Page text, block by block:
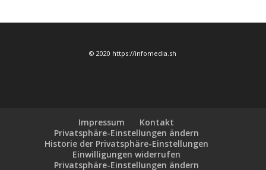
© 2020 https://infomedia.sh
Impressum
Kontakt
Privatsphäre-Einstellungen ändern
Historie der Privatsphäre-Einstellungen
Einwilligungen widerrufen
Privatsphäre-Einstellungen ändern